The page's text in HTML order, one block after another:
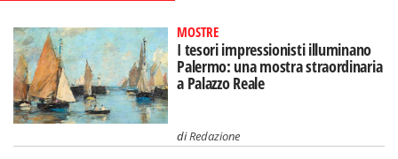
MOSTRE
I tesori impressionisti illuminano
Palermo: una mostra straordinaria
a Palazzo Reale
diRedazione